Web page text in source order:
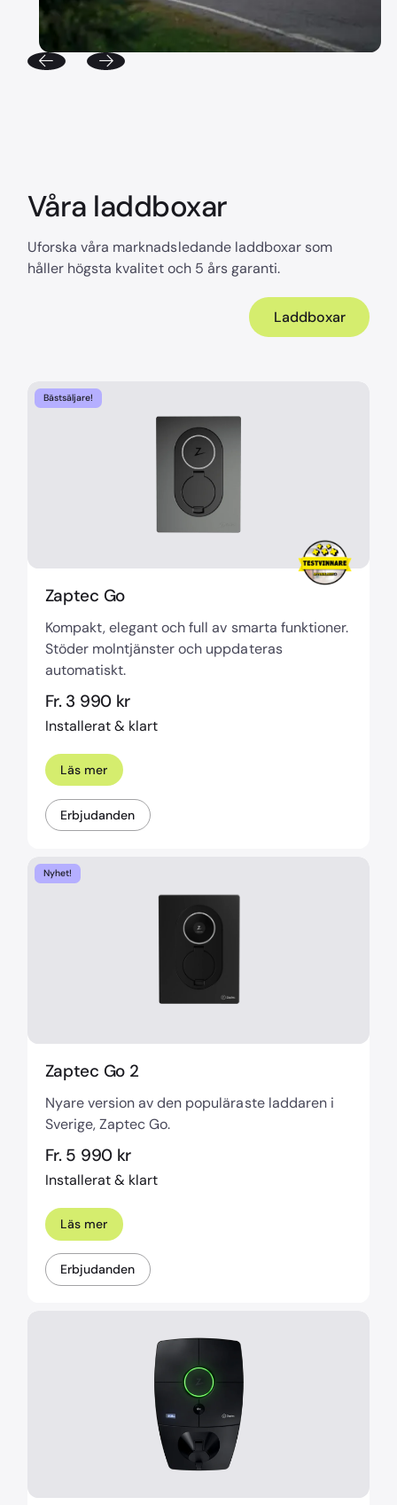
Våra laddboxar
Uforska våra marknadsledande laddboxar som
håller högsta kvalitet och 5 års garanti.
Laddboxar
Bästsäljare!
Zaptec Go
Kompakt, elegant och full av smarta funktioner.
Stöder molntjänster och uppdateras
automatiskt.
Fr. 3 990 kr
Installerat & klart
Läs mer
Erbjudanden
Nyhet!
Zaptec Go 2
Nyare version av den populäraste laddaren i
Sverige, Zaptec Go.
Fr. 5 990 kr
Installerat & klart
Läs mer
Erbjudanden